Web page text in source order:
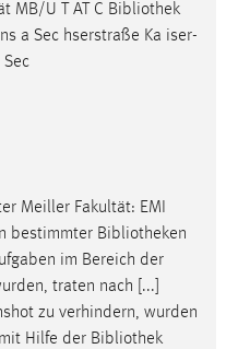
MB/U T AT C Bibliothek
a Sec hserstraße Ka iser-
Meiller Fakultät: EMI
bestimmter Bibliotheken
im Bereich der
traten nach [...]
zu verhindern, wurden
Hilfe der Bibliothek
mibew_locale, mibew-
nutzen zu können.
frame-style-